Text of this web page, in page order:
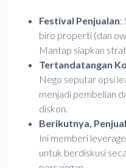
Festival Penjualan:
biro properti (dan
Mantap siapkan
Tertandatangan
Nego seputar opsi
menjadi pembelian
diskon.
Berikutnya,
Ini memberi
untuk berdiskusi